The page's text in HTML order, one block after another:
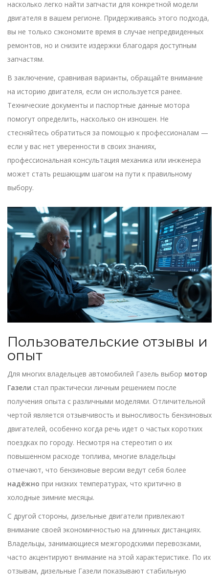
насколько легко найти запчасти для конкретной модели
двигателя в вашем регионе. Придерживаясь этого подхода,
вы не только сэкономите время в случае непредвиденных
ремонтов, но и снизите издержки благодаря доступным
запчастям.
В заключение, сравнивая варианты, обращайте внимание
на историю двигателя, если он используется ранее.
Технические документы и паспортные данные мотора
помогут определить, насколько он изношен. Не
стесняйтесь обратиться за помощью к профессионалам —
если у вас нет уверенности в своих знаниях,
профессиональная консультация механика или инженера
может стать решающим шагом на пути к правильному
выбору.
Пользовательские отзывы и
опыт
Для многих владельцев автомобилей Газель выбор мотор
Газели стал практически личным решением после
получения опыта с различными моделями. Отличительной
чертой является отзывчивость и выносливость бензиновых
двигателей, особенно когда речь идет о частых коротких
поездках по городу. Несмотря на стереотип о их
повышенном расходе топлива, многие владельцы
отмечают, что бензиновые версии ведут себя более
надёжно при низких температурах, что критично в
холодные зимние месяцы.
С другой стороны, дизельные двигатели привлекают
внимание своей экономичностью на длинных дистанциях.
Владельцы, занимающиеся межгородскими перевозками,
часто акцентируют внимание на этой характеристике. По их
отзывам, дизельные Газели показывают стабильную